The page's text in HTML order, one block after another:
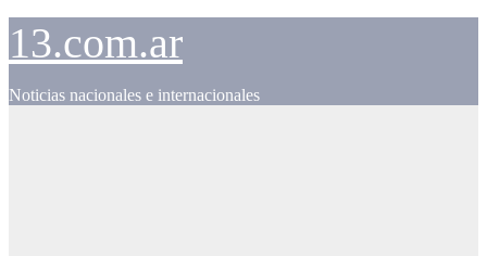
Skip
content
13.com.ar
Noticias nacionales e internacionales